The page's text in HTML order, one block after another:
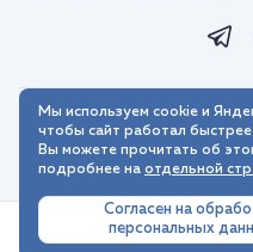
В
© 2018–2026.
Договор
Политика
Мы используем cookie и
чтобы сайт работал быстрее
Вы можете прочитать об
подробнее на отдельной
Согласен на
персональных